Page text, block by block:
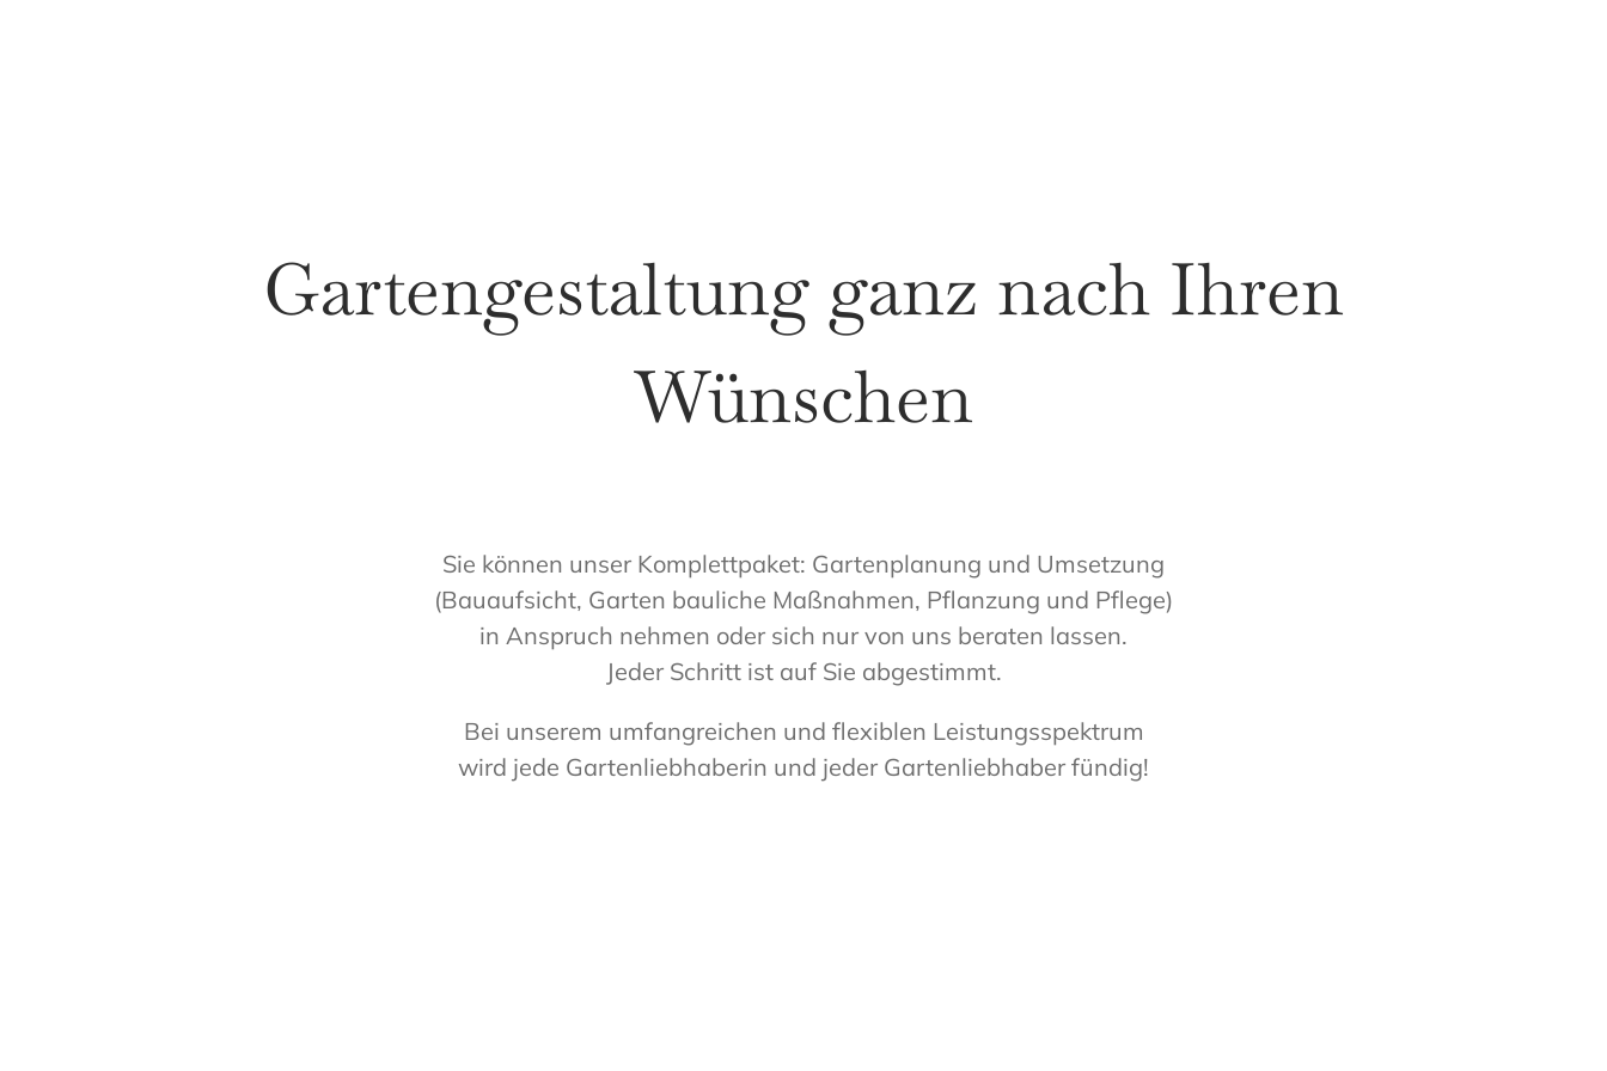
Gartengestaltung ganz nach Ihren
Wünschen
Sie können unser Komplettpaket: Gartenplanung und Umsetzung
(Bauaufsicht, Garten bauliche Maßnahmen, Pflanzung und Pflege)
in Anspruch nehmen oder sich nur von uns beraten lassen.
Jeder Schritt ist auf Sie abgestimmt.
Bei unserem umfangreichen und flexiblen Leistungsspektrum
wird jede Gartenliebhaberin und jeder Gartenliebhaber fündig!